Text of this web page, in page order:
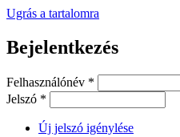
Ugrás a tartalomra
Bejelentkezés
Felhasználónév *
Jelszó *
Új jelszó igénylése